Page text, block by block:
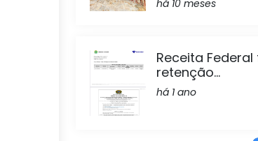
há 10 meses
Receita
retenção...
há 1 ano